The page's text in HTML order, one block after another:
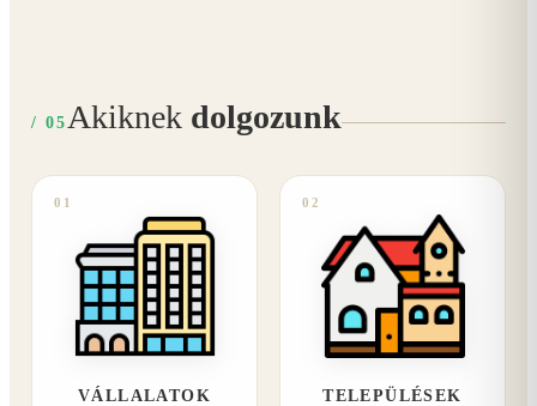
/ 05 Akiknek dolgozunk
01
VÁLLALATOK
02
TELEPÜLÉSEK